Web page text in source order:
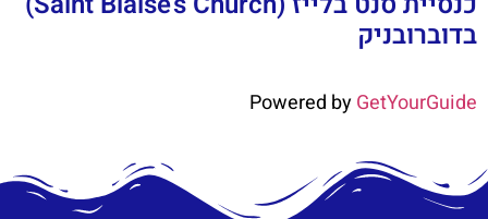
בדוברובניק
Powered byGetYourGuide